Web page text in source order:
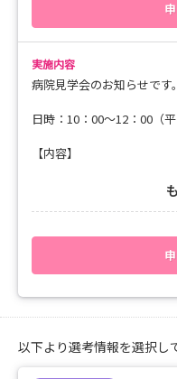
実施内容
病院見学会のお知らせです。
日時：10：00～12：00（平
【内容】
・希望部署などの院内見学
い。
日程調整をさせていただき
ご予約をお待ちしておりま
以下より選考情報を選択し